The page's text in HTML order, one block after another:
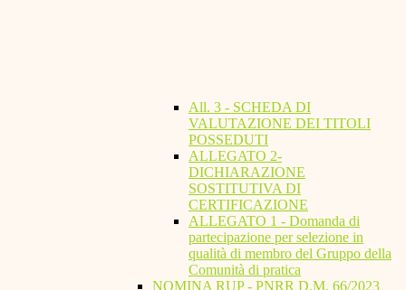
All. 3 - SCHEDA DI
VALUTAZIONE DEI TITOLI
POSSEDUTI
ALLEGATO 2-
DICHIARAZIONE
SOSTITUTIVA DI
CERTIFICAZIONE
ALLEGATO 1 - Domanda di
partecipazione per selezione in
qualità di membro del Gruppo della
Comunità di pratica
NOMINA RUP - PNRR D.M. 66/2023